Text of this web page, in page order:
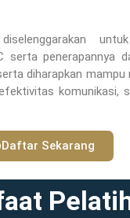
serta penerapannya
diharapkan
komunikasi,
Daftar Sekarang